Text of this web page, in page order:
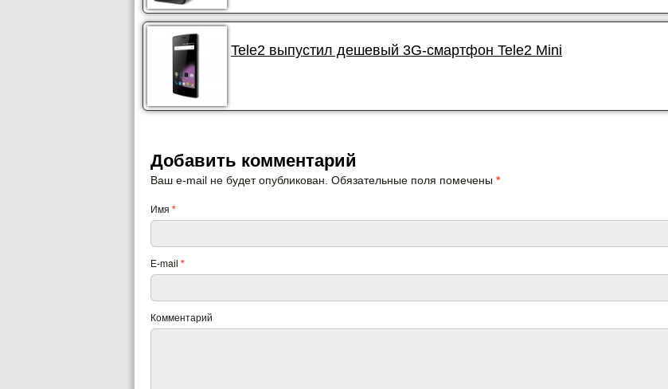
Tele2 выпустил дешевый 3G-смартфон Tele2 Mini
Добавить комментарий
Ваш e-mail не будет опубликован. Обязательные поля помечены *
Имя *
E-mail *
Комментарий